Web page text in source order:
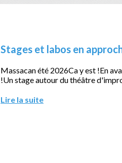
Stages et labos en
Massacan été 2026Ca y est !En
!Un stage autour du théâtre
Lire la suite